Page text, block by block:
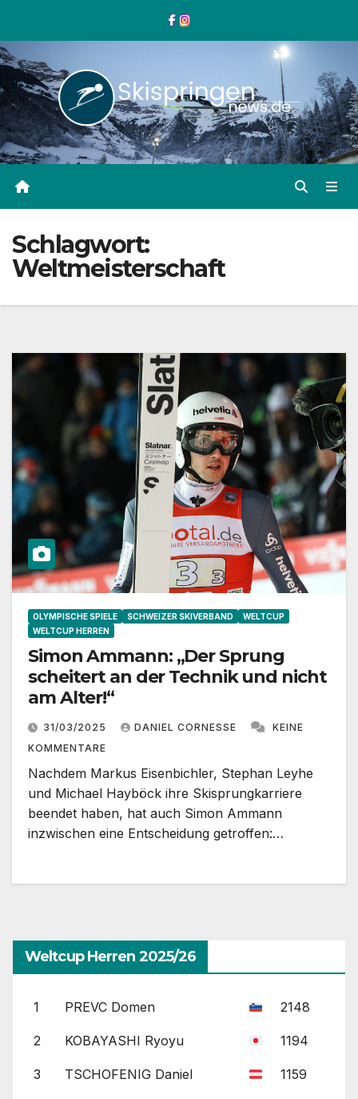
springen
Schlagwort:
Weltmeisterschaft
OLYMPISCHE SPIELE SCHWEIZER SKIVERBAND
WELTCUP
WELTCUP HERREN
Simon Ammann: „Der Sprung
scheitert an der Technik und nicht
am Alter!“
31/03/2025 DANIEL CORNESSE
KEINE
KOMMENTARE
Nachdem Markus Eisenbichler, Stephan Leyhe
und Michael Hayböck ihre Skisprungkarriere
beendet haben, hat auch Simon Ammann
inzwischen eine Entscheidung getroffen:…
Weltcup Herren 2025/26
1 PREVC Domen 2148
2 KOBAYASHI Ryoyu 1194
3 TSCHOFENIG Daniel 1159